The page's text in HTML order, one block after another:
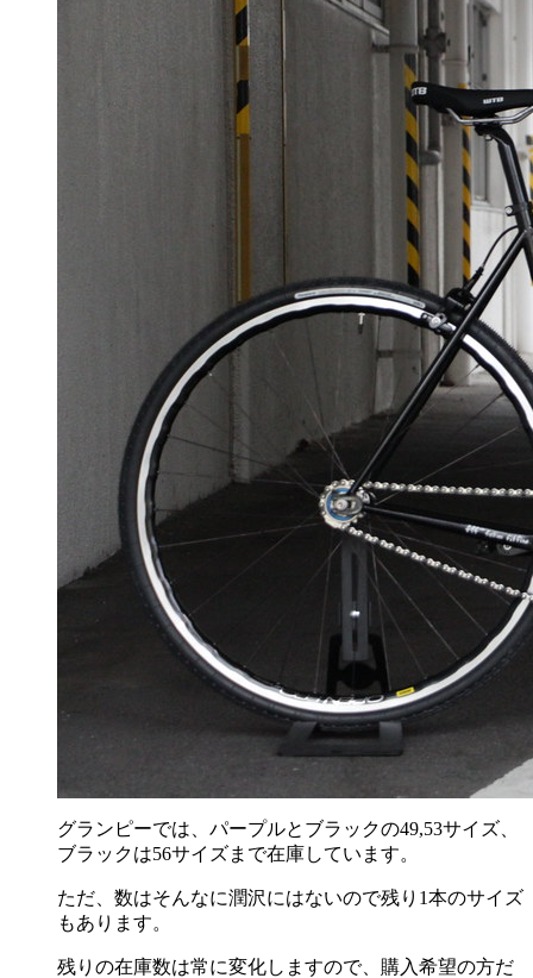
グランピーでは、パープルとブラックの49,53サイズ、
ブラックは56サイズまで在庫しています。
ただ、数はそんなに潤沢にはないので残り1本のサイズ
もあります。
残りの在庫数は常に変化しますので、購入希望の方だ